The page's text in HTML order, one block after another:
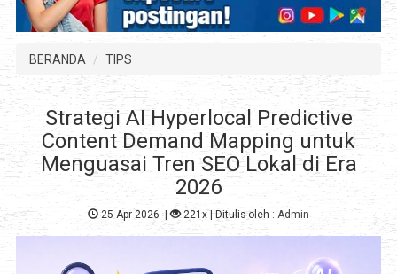
BERANDA TIPS
Strategi AI Hyperlocal Predictive
Content Demand Mapping untuk
Menguasai Tren SEO Lokal di Era
2026
25 Apr 2026 | 221x| Ditulis oleh : Admin